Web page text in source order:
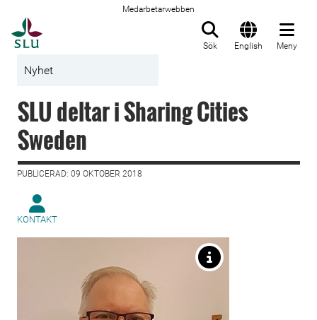
Medarbetarwebben
Sök English Meny
Nyhet
SLU deltar i Sharing Cities
Sweden
PUBLICERAD: 09 OKTOBER 2018
KONTAKT